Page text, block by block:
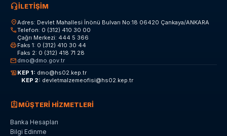
headset_micİLETİŞİM
location_onAdres: Devlet Mahallesi İnönü Bulvarı No:18 06420 Çankaya/ANKARA
callTelefon: 0 (312) 410 30 00
Çağrı Merkezi: 444 5 366
print Faks 1: 0 (312) 410 30 44
Faks 2: 0 (312) 418 71 28
mail dmo@dmo.gov.tr
history_edu KEP 1: dmo@hs02.kep.tr
KEP 2: devletmalzemeofisi@hs02.kep.tr
assignment_indMÜŞTERİ HİZMETLERİ
Banka Hesapları
Bilgi Edinme